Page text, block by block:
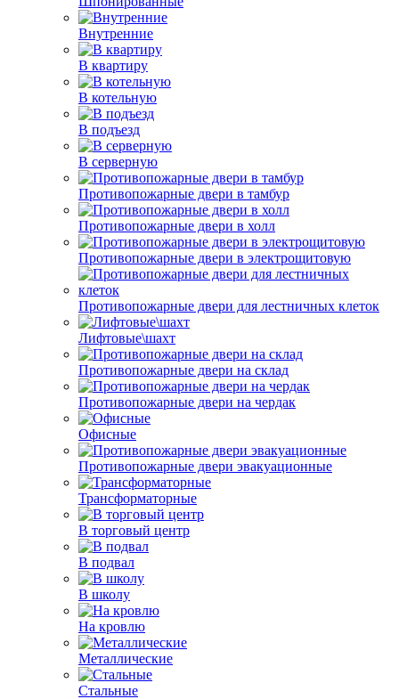
Внутренние
В квартиру
В котельную
В подъезд
В серверную
Противопожарные двери в тамбур
Противопожарные двери в холл
Противопожарные двери в электрощитовую
Противопожарные двери для лестничных клеток
Лифтовые\шахт
Противопожарные двери на склад
Противопожарные двери на чердак
Офисные
Противопожарные двери эвакуационные
Трансформаторные
В торговый центр
В подвал
В школу
На кровлю
Металлические
Стальные